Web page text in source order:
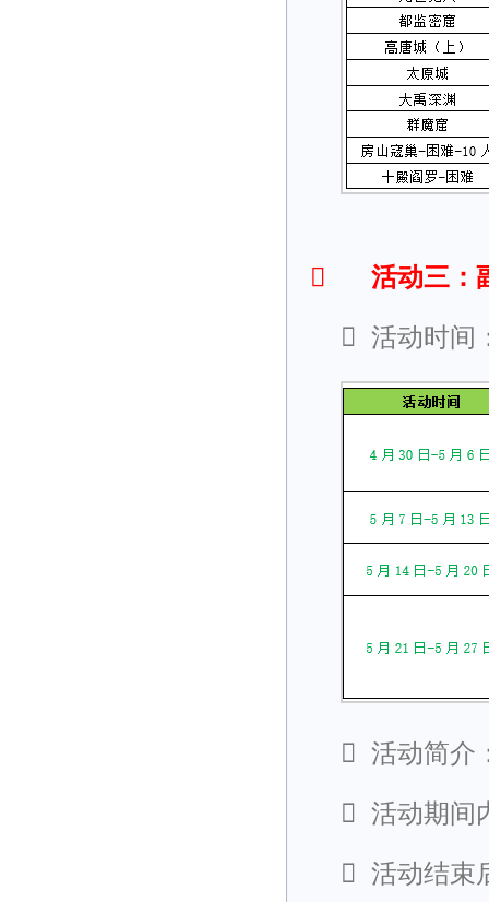
 活动三：
 活动时间
 活动简介
 活动期间
 活动结束